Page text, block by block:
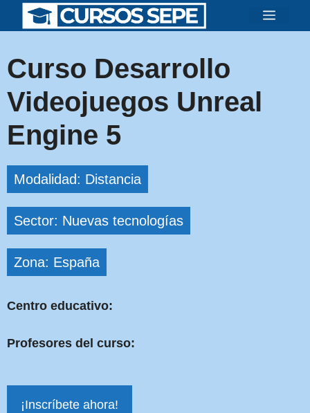
Saltar
Menú
Curso Desarrollo
Videojuegos Unreal
Engine 5
Modalidad: Distancia
Sector: Nuevas tecnologías
Zona: España
Centro educativo:
Profesores del curso:
¡Inscríbete ahora!